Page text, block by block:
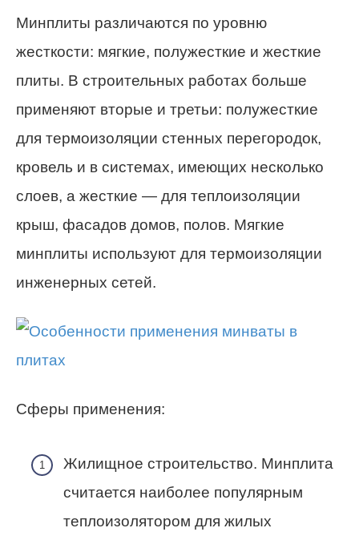
Минплиты различаются по уровню
жесткости: мягкие, полужесткие и жесткие
плиты. В строительных работах больше
применяют вторые и третьи: полужесткие
для термоизоляции стенных перегородок,
кровель и в системах, имеющих несколько
слоев, а жесткие — для теплоизоляции
крыш, фасадов домов, полов. Мягкие
минплиты используют для термоизоляции
инженерных сетей.
Сферы применения:
Жилищное строительство. Минплита
считается наиболее популярным
теплоизолятором для жилых